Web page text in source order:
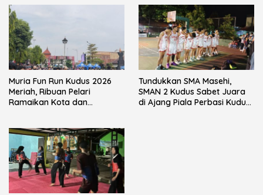
Muria Fun Run Kudus 2026
Meriah, Ribuan Pelari
Ramaikan Kota dan
Tundukkan SMA Masehi,
SMAN 2 Kudus Sabet Juara
di Ajang Piala Perbasi Kudus